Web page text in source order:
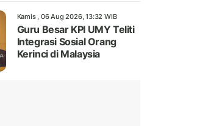
Kamis , 06 Aug 2026, 13:32 WIB
Guru Besar KPI UMY Teliti
Integrasi Sosial Orang
Kerinci di Malaysia